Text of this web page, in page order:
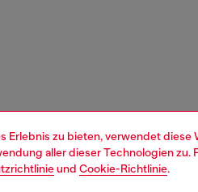
Erlebnis zu bieten, verwendet
aller dieser Technologien
und Cookie-Richtlinie.